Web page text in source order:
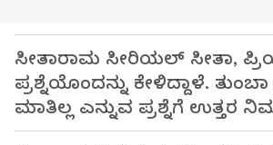
ಸೀತಾರಾಮ ಸೀರಿಯಲ್​ ಸೀತಾ,
ಪ್ರಶ್ನೆಯೊಂದನ್ನು ಕೇಳಿದ್ದಾಳೆ.
ಮಾತಿಲ್ಲ ಎನ್ನುವ ಪ್ರಶ್ನೆಗೆ ಉತ್ತರ